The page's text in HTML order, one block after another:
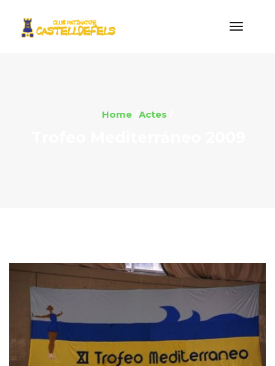
Home Actes